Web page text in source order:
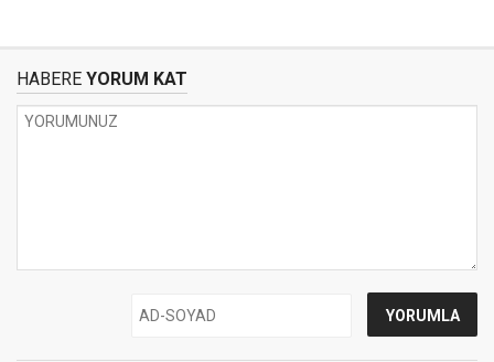
HABERE YORUM KAT